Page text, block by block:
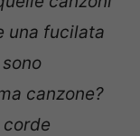
una fucilata
canzone?